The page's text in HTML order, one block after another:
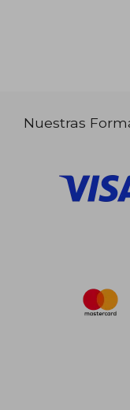
Nuestras